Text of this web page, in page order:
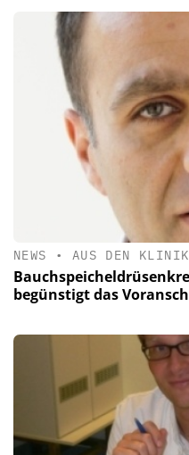
NEWS • AUS DEN
begünstigt das